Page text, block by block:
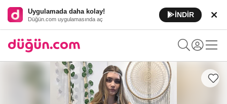
Uygulamada daha kolay!
Düğün.com uygulamasında aç
İNDİR